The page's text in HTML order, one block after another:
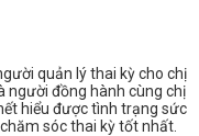
quản lý thai kỳ cho chị
người đồng hành cùng chị
hiểu được tình trạng sức
sóc thai kỳ tốt nhất.